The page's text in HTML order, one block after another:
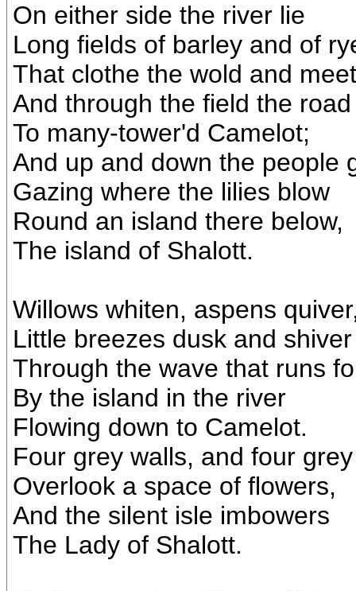
On either side the river lie
Long fields of barley and of
That clothe the wold and
And through the field the
To many-tower'd Camelot;
And up and down the people
Gazing where the lilies blow
Round an island there below,
The island of Shalott.
Willows whiten, aspens
Little breezes dusk and shiver
Through the wave that runs
By the island in the river
Flowing down to Camelot.
Four grey walls, and four
Overlook a space of flowers,
And the silent isle imbowers
The Lady of Shalott.